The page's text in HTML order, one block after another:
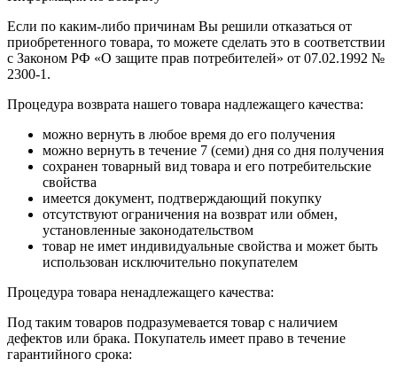
Если по каким-либо причинам Вы решили отказаться от
приобретенного товара, то можете сделать это в соответствии
с Законом РФ «О защите прав потребителей» от 07.02.1992 №
2300-1.
Процедура возврата нашего товара надлежащего качества:
можно вернуть в любое время до его получения
можно вернуть в течение 7 (семи) дня со дня получения
сохранен товарный вид товара и его потребительские
свойства
имеется документ, подтверждающий покупку
отсутствуют ограничения на возврат или обмен,
установленные законодательством
товар не имет индивидуальные свойства и может быть
использован исключительно покупателем
Процедура товара ненадлежащего качества:
Под таким товаров подразумевается товар с наличием
дефектов или брака. Покупатель имеет право в течение
гарантийного срока: